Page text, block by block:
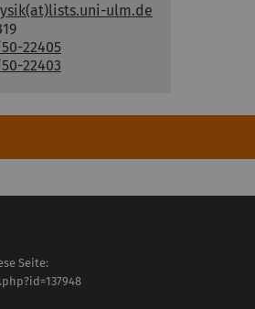
ulm.de
22405
22403
Seite: